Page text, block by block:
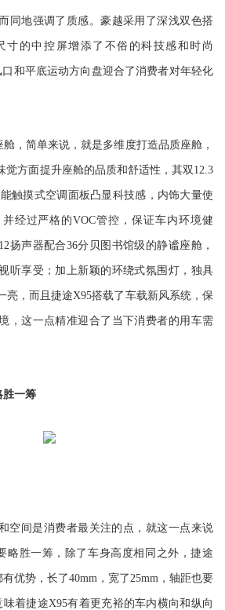
同地强调了质感。豪越采用了深浅双色搭
寸的中控屏增添了不俗的科技感和时尚
和平底运动方向盘迎合了消费者对年轻化
，简单来说，就是多维度打造品质座舱，
觉方面提升座舱的品质和舒适性，其双12.3
触摸式空调面板凸显科技感，内饰大量使
经过严格的VOC管控，保证车内环境健
扬声器配合36分贝图书馆级的静谧座舱，
听享受；加上新颖的环绕式氛围灯，独具
亮，而且捷途X95搭载了车载新风系统，保
，这一点精准迎合了当下消费者的用车需
胜一筹
空间是消费者最关注的点，就这一点来说
略胜一筹，除了车身高度相同之外，捷途
优势，长了40mm，宽了25mm，轴距也要
味着捷途X95有着更充裕的车内横向和纵向